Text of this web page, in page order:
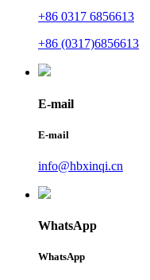
+86 0317 6856613
+86 (0317)6856613
E-mail
E-mail
info@hbxinqi.cn
WhatsApp
WhatsApp